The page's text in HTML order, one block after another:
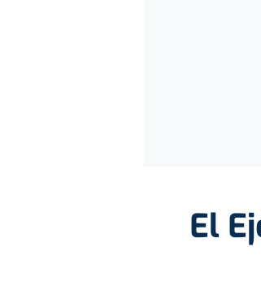
El